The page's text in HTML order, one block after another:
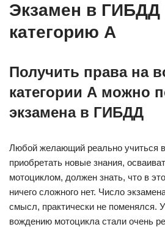
Экзамен в ГИБДД
категорию А
Получить права на
категории А можно
экзамена в ГИБДД
Любой желающий реально учиться
приобретать новые знания,
мотоциклом, должен знать, что в
ничего сложного нет. Число
смысл, практически не поменялся.
вождению мотоцикла стали очень